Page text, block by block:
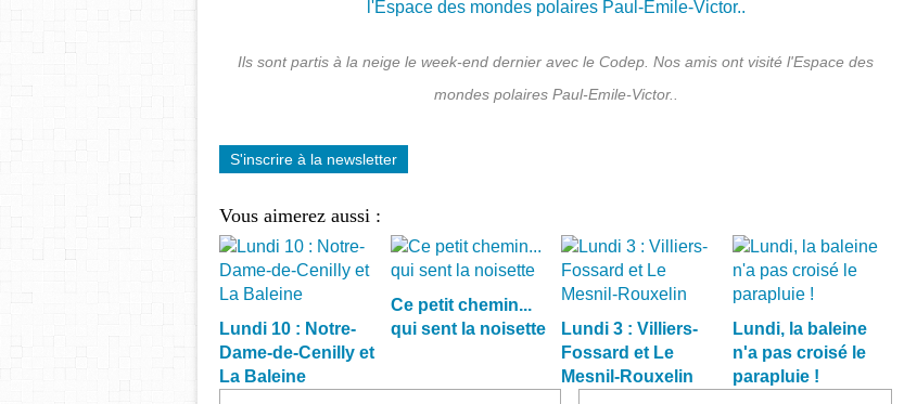
Ils sont partis à la neige le week-end dernier avec le Codep. Nos amis ont visité l'Espace des
mondes polaires Paul-Emile-Victor..
S'inscrire à la newsletter
Vous aimerez aussi :
Lundi 10 : Notre-
Dame-de-Cenilly et
La Baleine
Ce petit chemin...
qui sent la noisette
Lundi 3 : Villiers-
Fossard et Le
Mesnil-Rouxelin
Lundi, la baleine
n'a pas croisé le
parapluie !